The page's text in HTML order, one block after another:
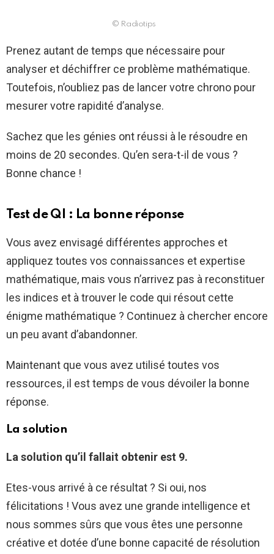
© Radiotips
Prenez autant de temps que nécessaire pour
analyser et déchiffrer ce problème mathématique.
Toutefois, n’oubliez pas de lancer votre chrono pour
mesurer votre rapidité d’analyse.
Sachez que les génies ont réussi à le résoudre en
moins de 20 secondes. Qu’en sera-t-il de vous ?
Bonne chance !
Test de QI : La bonne réponse
Vous avez envisagé différentes approches et
appliquez toutes vos connaissances et expertise
mathématique, mais vous n’arrivez pas à reconstituer
les indices et à trouver le code qui résout cette
énigme mathématique ? Continuez à chercher encore
un peu avant d’abandonner.
Maintenant que vous avez utilisé toutes vos
ressources, il est temps de vous dévoiler la bonne
réponse.
La solution
La solution qu’il fallait obtenir est 9.
Etes-vous arrivé à ce résultat ? Si oui, nos
félicitations ! Vous avez une grande intelligence et
nous sommes sûrs que vous êtes une personne
créative et dotée d’une bonne capacité de résolution